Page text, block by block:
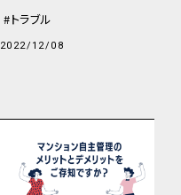
トラブル
2022/12/08